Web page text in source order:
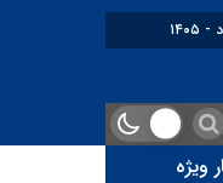
ویژهایرادات سامانه تأمین